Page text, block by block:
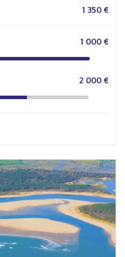
1 350 €
1 000 €
2 000 €